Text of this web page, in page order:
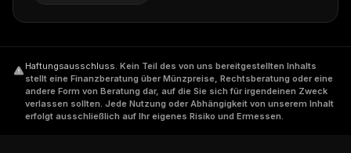
Haftungsausschluss. Kein Teil des von uns bereitgestellten Inhalts
stellt eine Finanzberatung über Münzpreise, Rechtsberatung oder eine
andere Form von Beratung dar, auf die Sie sich für irgendeinen Zweck
verlassen sollten. Jede Nutzung oder Abhängigkeit von unserem Inhalt
erfolgt ausschließlich auf Ihr eigenes Risiko und Ermessen.